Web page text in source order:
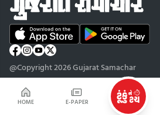
HOME E-PAPER
@Copyright 2026 Gujarat Samachar